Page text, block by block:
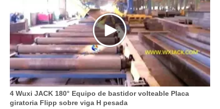
4 Wuxi JACK 180° Equipo de bastidor volteable Placa
giratoria Flipp sobre viga H pesada